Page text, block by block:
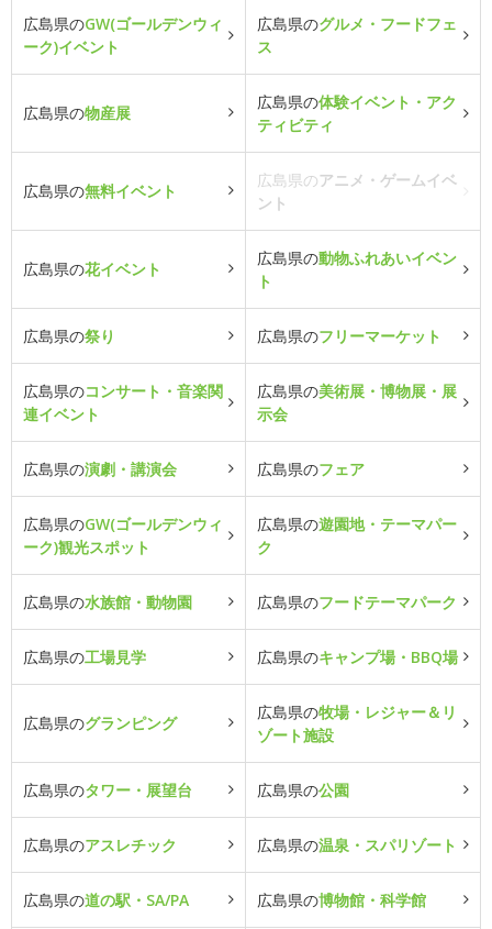
広島県のGW(ゴールデンウィ
ーク)イベント
広島県のグルメ・フードフェ
ス
広島県の物産展
広島県の体験イベント・アク
ティビティ
広島県の無料イベント
広島県のアニメ・ゲームイベ
ント
広島県の花イベント
広島県の動物ふれあいイベン
ト
広島県の祭り 広島県のフリーマーケット
広島県のコンサート・音楽関
連イベント
広島県の美術展・博物展・展
示会
広島県の演劇・講演会 広島県のフェア
広島県のGW(ゴールデンウィ
ーク)観光スポット
広島県の遊園地・テーマパー
ク
広島県の水族館・動物園 広島県のフードテーマパーク
広島県の工場見学 広島県のキャンプ場・BBQ場
広島県のグランピング
広島県の牧場・レジャー＆リ
ゾート施設
広島県のタワー・展望台 広島県の公園
広島県のアスレチック 広島県の温泉・スパリゾート
広島県の道の駅・SA/PA 広島県の博物館・科学館